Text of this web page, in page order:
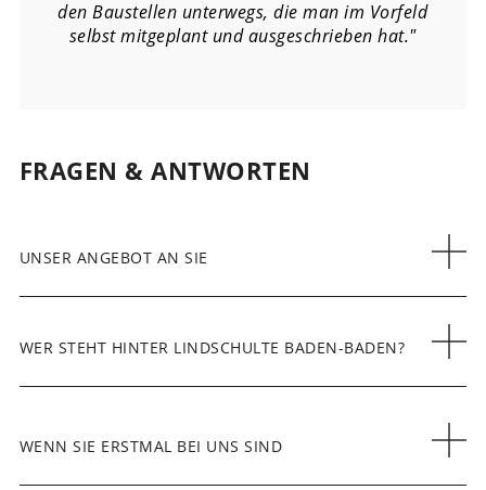
den Baustellen unterwegs, die man im Vorfeld
selbst mitgeplant und ausgeschrieben hat."
FRAGEN & ANTWORTEN
UNSER ANGEBOT AN SIE
WER STEHT HINTER LINDSCHULTE BADEN-BADEN?
WENN SIE ERSTMAL BEI UNS SIND